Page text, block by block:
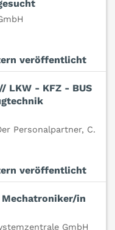
veröffentlicht
LKW - KFZ - BUS
Personalpartner, C.
veröffentlicht
in
GmbH